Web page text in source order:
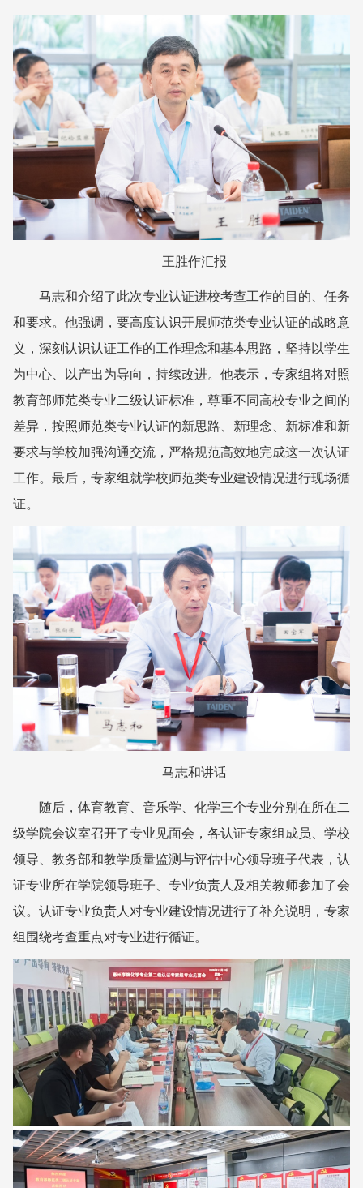
王胜作汇报
马志和介绍了此次专业认证进校考查工作的目的、任务
和要求。他强调，要高度认识开展师范类专业认证的战略意
义，深刻认识认证工作的工作理念和基本思路，坚持以学生
为中心、以产出为导向，持续改进。他表示，专家组将对照
教育部师范类专业二级认证标准，尊重不同高校专业之间的
差异，按照师范类专业认证的新思路、新理念、新标准和新
要求与学校加强沟通交流，严格规范高效地完成这一次认证
工作。最后，专家组就学校师范类专业建设情况进行现场循
证。
马志和讲话
随后，体育教育、音乐学、化学三个专业分别在所在二
级学院会议室召开了专业见面会，各认证专家组成员、学校
领导、教务部和教学质量监测与评估中心领导班子代表，认
证专业所在学院领导班子、专业负责人及相关教师参加了会
议。认证专业负责人对专业建设情况进行了补充说明，专家
组围绕考查重点对专业进行循证。